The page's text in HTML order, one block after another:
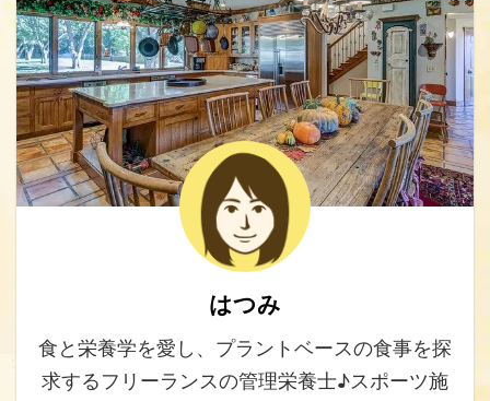
はつみ
食と栄養学を愛し、プラントベースの食事を探
求するフリーランスの管理栄養士♪スポーツ施